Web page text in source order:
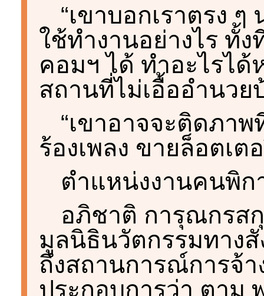
“เขาบอกเราตรง
ใช้ทำงานอย่างไร ทั้ง
คอมฯ ได้ ทำอะไรได้
สถานที่ไม่เอื้ออำนวย
“เขาอาจจะติดภา
ร้องเพลง ขายล็อตเ
ตำแหน่งงานคนพิก
อภิชาติ การุณกรส
มูลนิธินวัตกรรมทาง
ถึงสถานการณ์การจ้
ประกอบการว่า ตาม